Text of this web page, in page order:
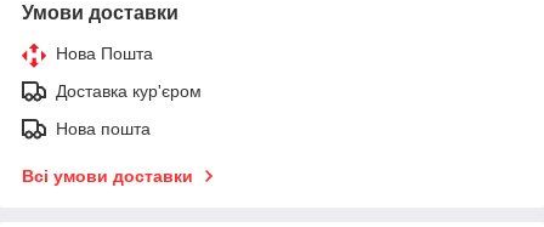
Умови доставки
Нова Пошта
Доставка кур'єром
Нова пошта
Всі умови доставки